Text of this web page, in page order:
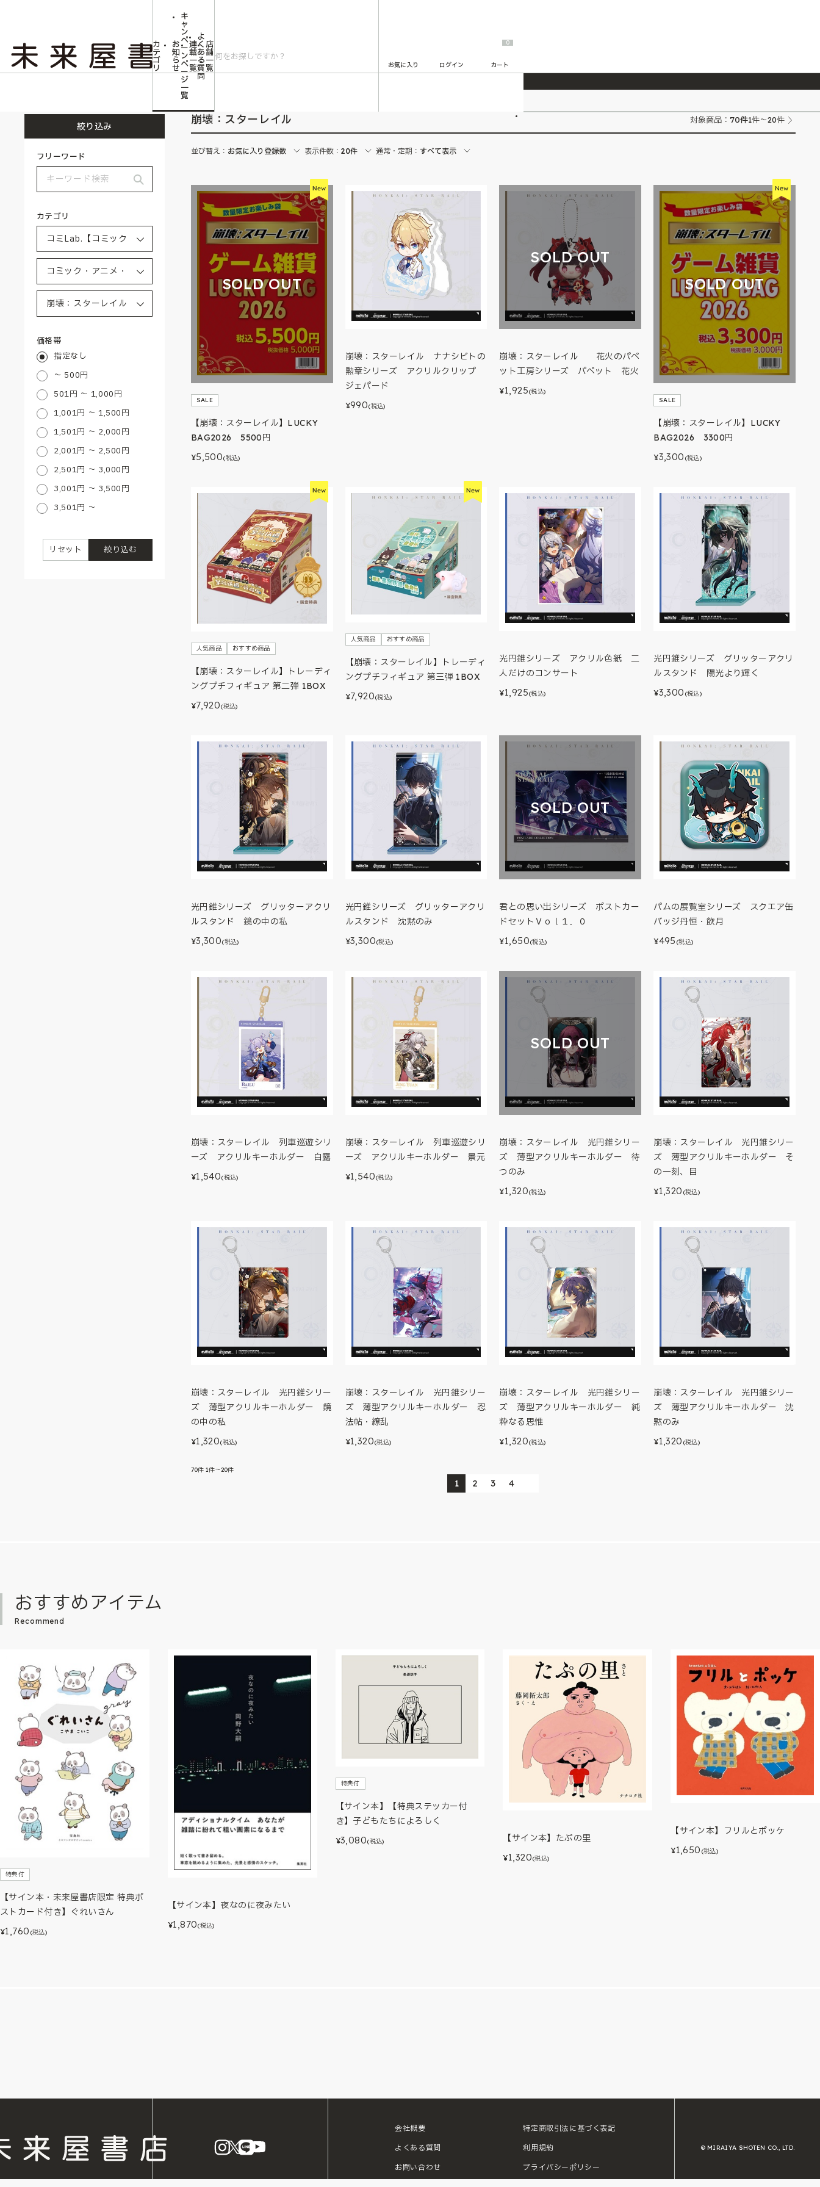
2026/7/23 『ONE PIECE magazine 021 ONE PIECEカード付き同梱版』発売延期のご案内
カ
テ
ゴ
リ
お
知
ら
せ
キ
ャ
ン
ペ
ー
ン
ペ
ー
ジ
一
覧
連
載
一
覧
よ
く
あ
る
質
問
店
舗
一
覧
お気に入り ログイン
0
カート
コミック・アニメ・ゲーム雑貨
絞り込み
フリーワード
カテゴリ
価格帯
指定なし
～ 500円
501円 ～ 1,000円
1,001円 ～ 1,500円
1,501円 ～ 2,000円
2,001円 ～ 2,500円
2,501円 ～ 3,000円
3,001円 ～ 3,500円
3,501円 ～
絞り込む
リセット
崩壊：スターレイル 対象商品： 70件1件～20件
並び替え： お気に入り登録数 表示件数： 20件 通常・定期： すべて表示
SOLD OUT
SALE
【崩壊：スターレイル】LUCKY
BAG2026 5500円
¥5,500(税込)
崩壊：スターレイル ナナシビトの
勲章シリーズ アクリルクリップ
ジェパード
¥990(税込)
SOLD OUT
崩壊：スターレイル 花火のパペ
ット工房シリーズ パペット 花火
¥1,925(税込)
SOLD OUT
SALE
【崩壊：スターレイル】LUCKY
BAG2026 3300円
¥3,300 (税込)
人気商品 おすすめ商品
【崩壊：スターレイル】トレーディ
ングプチフィギュア 第二弾 1BOX
¥7,920(税込)
人気商品 おすすめ商品
【崩壊：スターレイル】トレーディ
ングプチフィギュア 第三弾 1BOX
¥7,920(税込)
光円錐シリーズ アクリル色紙 二
人だけのコンサート
¥1,925(税込)
光円錐シリーズ グリッターアクリ
ルスタンド 陽光より輝く
¥3,300 (税込)
光円錐シリーズ グリッターアクリ
ルスタンド 鏡の中の私
¥3,300(税込)
光円錐シリーズ グリッターアクリ
ルスタンド 沈黙のみ
¥3,300(税込)
SOLD OUT
君との思い出シリーズ ポストカー
ドセットＶｏｌ１．０
¥1,650(税込)
パムの展覧室シリーズ スクエア缶
バッジ丹恒・飲月
¥495 (税込)
崩壊：スターレイル 列車巡遊シリ
ーズ アクリルキーホルダー 白露
¥1,540(税込)
崩壊：スターレイル 列車巡遊シリ
ーズ アクリルキーホルダー 景元
¥1,540(税込)
SOLD OUT
崩壊：スターレイル 光円錐シリー
ズ 薄型アクリルキーホルダー 待
つのみ
¥1,320(税込)
崩壊：スターレイル 光円錐シリー
ズ 薄型アクリルキーホルダー そ
の一刻、目
¥1,320 (税込)
崩壊：スターレイル 光円錐シリー
ズ 薄型アクリルキーホルダー 鏡
の中の私
¥1,320(税込)
崩壊：スターレイル 光円錐シリー
ズ 薄型アクリルキーホルダー 忍
法帖・繚乱
¥1,320(税込)
崩壊：スターレイル 光円錐シリー
ズ 薄型アクリルキーホルダー 純
粋なる思惟
¥1,320(税込)
崩壊：スターレイル 光円錐シリー
ズ 薄型アクリルキーホルダー 沈
黙のみ
¥1,320 (税込)
70件 1件～20件
1 2 3 4
おすすめアイテム
Recommend
特典付
【サイン本・未来屋書店限定 特典ポ
ストカード付き】ぐれいさん
¥1,760 (税込)
【サイン本】夜なのに夜みたい
¥1,870(税込)
特典付
【サイン本】【特典ステッカー付
き】子どもたちによろしく
¥3,080(税込) 【サイン本】たぷの里
¥1,320(税込)
【サイン本】フリルとポッケ
¥1,650 (税込)
instagram
X LINE
会社概要
よくある質問
お問い合わせ
特定商取引法に基づく表記
利用規約
プライバシーポリシー
© MIRAIYA SHOTEN CO., LTD.